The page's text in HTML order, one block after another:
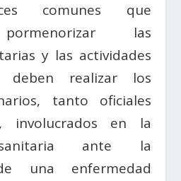
comunes que
las
y las actividades
deben realizar los
tanto oficiales
involucrados en la
sanitaria ante la
una enfermedad